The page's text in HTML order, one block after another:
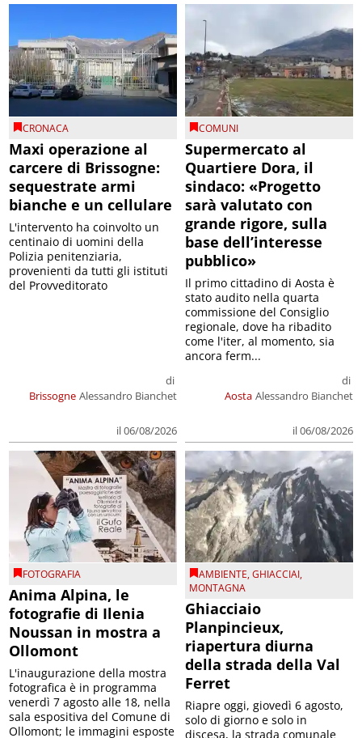
CRONACA
Maxi operazione al
carcere di Brissogne:
sequestrate armi
bianche e un cellulare
Brissogne
di
Alessandro Bianchet
il 06/08/2026
L'intervento ha coinvolto un
centinaio di uomini della
Polizia penitenziaria,
provenienti da tutti gli istituti
del Provveditorato
COMUNI
Supermercato al
Quartiere Dora, il
sindaco: «Progetto
sarà valutato con
grande rigore, sulla
base dell’interesse
pubblico»
Aosta
di
Alessandro Bianchet
il 06/08/2026
Il primo cittadino di Aosta è
stato audito nella quarta
commissione del Consiglio
regionale, dove ha ribadito
come l'iter, al momento, sia
ancora ferm...
FOTOGRAFIA
Anima Alpina, le
fotografie di Ilenia
Noussan in mostra a
Ollomont
L'inaugurazione della mostra
fotografica è in programma
venerdì 7 agosto alle 18, nella
sala espositiva del Comune di
Ollomont; le immagini esposte
AMBIENTE,GHIACCIAI,
MONTAGNA
Ghiacciaio
Planpincieux,
riapertura diurna
della strada della Val
Ferret
Riapre oggi, giovedì 6 agosto,
solo di giorno e solo in
discesa, la strada comunale